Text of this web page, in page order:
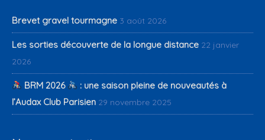
Brevet gravel tourmagne 3 août 2026
Les sorties découverte de la longue distance 22 janvier
2026
BRM 2026
: une saison pleine de nouveautés à
l’Audax Club Parisien 29 novembre 2025